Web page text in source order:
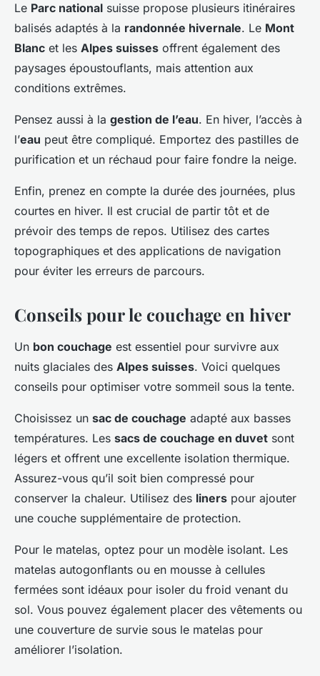
Le Parc national suisse propose plusieurs itinéraires
balisés adaptés à la randonnée hivernale. Le Mont
Blanc et les Alpes suisses offrent également des
paysages époustouflants, mais attention aux
conditions extrêmes.
Pensez aussi à la gestion de l’eau. En hiver, l’accès à
l’eau peut être compliqué. Emportez des pastilles de
purification et un réchaud pour faire fondre la neige.
Enfin, prenez en compte la durée des journées, plus
courtes en hiver. Il est crucial de partir tôt et de
prévoir des temps de repos. Utilisez des cartes
topographiques et des applications de navigation
pour éviter les erreurs de parcours.
Conseils pour le couchage en hiver
Un bon couchage est essentiel pour survivre aux
nuits glaciales des Alpes suisses. Voici quelques
conseils pour optimiser votre sommeil sous la tente.
Choisissez un sac de couchage adapté aux basses
températures. Les sacs de couchage en duvet sont
légers et offrent une excellente isolation thermique.
Assurez-vous qu’il soit bien compressé pour
conserver la chaleur. Utilisez des liners pour ajouter
une couche supplémentaire de protection.
Pour le matelas, optez pour un modèle isolant. Les
matelas autogonflants ou en mousse à cellules
fermées sont idéaux pour isoler du froid venant du
sol. Vous pouvez également placer des vêtements ou
une couverture de survie sous le matelas pour
améliorer l’isolation.